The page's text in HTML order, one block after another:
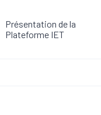
Présentation de la
Plateforme IET